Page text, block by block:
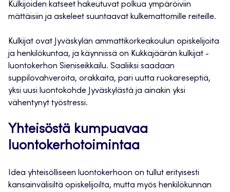
Kulkijoiden katseet hakeutuvat polkua ympäröiviin
mättäisiin ja askeleet suuntaavat kulkemattomille reiteille.
Kulkijat ovat Jyväskylän ammattikorkeakoulun opiskelijoita
ja henkilökuntaa, ja käynnissä on Kukkajäärän kulkijat -
luontokerhon Sieniseikkailu. Saaliiksi saadaan
suppilovahveroita, orakkaita, pari uutta ruokareseptiä,
yksi uusi luontokohde Jyväskylästä ja ainakin yksi
vähentynyt työstressi.
Yhteisöstä kumpuavaa
luontokerhotoimintaa
Idea yhteisölliseen luontokerhoon on tullut erityisesti
kansainvälisiltä opiskelijoilta, mutta myös henkilökunnan